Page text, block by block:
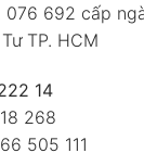
(Temperature
076 692 cấp
TP. HCM
14
268
505 111